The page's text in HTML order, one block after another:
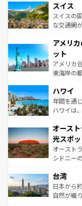
を参照し
は、お酒好
ドイツ情
リアごと
ティー、
戦など、
ンツ一覧
スイス
スイスの
な交通網
の建物が
博物館も
ことがで
者向けの
着のスイ
アメリ
ット
アメリカ
東海岸の
のような
ンメント
西部には
部のニュ
文化が魅
しみなが
るだろう
情報は
ハワイ
年間を通
ハワイは
ワイ島は
島だが、
おすすめ
文化や歴
人々、お
ク、伝統
っている
オース
光スポ
オースト
シドニー
リアリー
ク）、タ
ど、見ど
台湾
日本から
自然が織